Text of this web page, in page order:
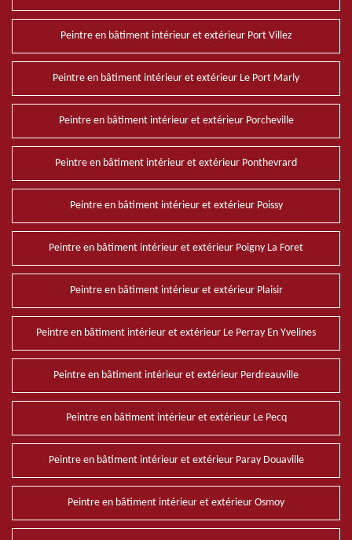
Peintre en bâtiment intérieur et extérieur Port Villez
Peintre en bâtiment intérieur et extérieur Le Port Marly
Peintre en bâtiment intérieur et extérieur Porcheville
Peintre en bâtiment intérieur et extérieur Ponthevrard
Peintre en bâtiment intérieur et extérieur Poissy
Peintre en bâtiment intérieur et extérieur Poigny La Foret
Peintre en bâtiment intérieur et extérieur Plaisir
Peintre en bâtiment intérieur et extérieur Le Perray En Yvelines
Peintre en bâtiment intérieur et extérieur Perdreauville
Peintre en bâtiment intérieur et extérieur Le Pecq
Peintre en bâtiment intérieur et extérieur Paray Douaville
Peintre en bâtiment intérieur et extérieur Osmoy